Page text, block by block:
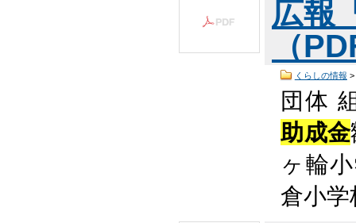
広報
（
くらしの情報 >
団体
助成金
ヶ輪
倉小